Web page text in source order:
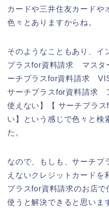
カードや三井住友カードや
色々とありますからね。
そのようなこともあり、イ
プラスfor資料請求 マス
ーチプラスfor資料請求
サーチプラスfor資料請求
使えない】【 サーチプラ
い】という感じで色々と検
た。
なので、もしも、サーチプ
えないクレジットカードを
プラスfor資料請求のお店
使うと解決できると思いま